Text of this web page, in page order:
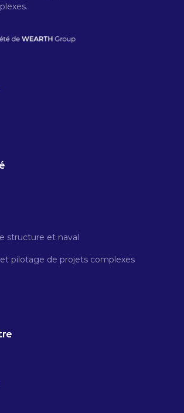
structure et naval
pilotage de projets complexes